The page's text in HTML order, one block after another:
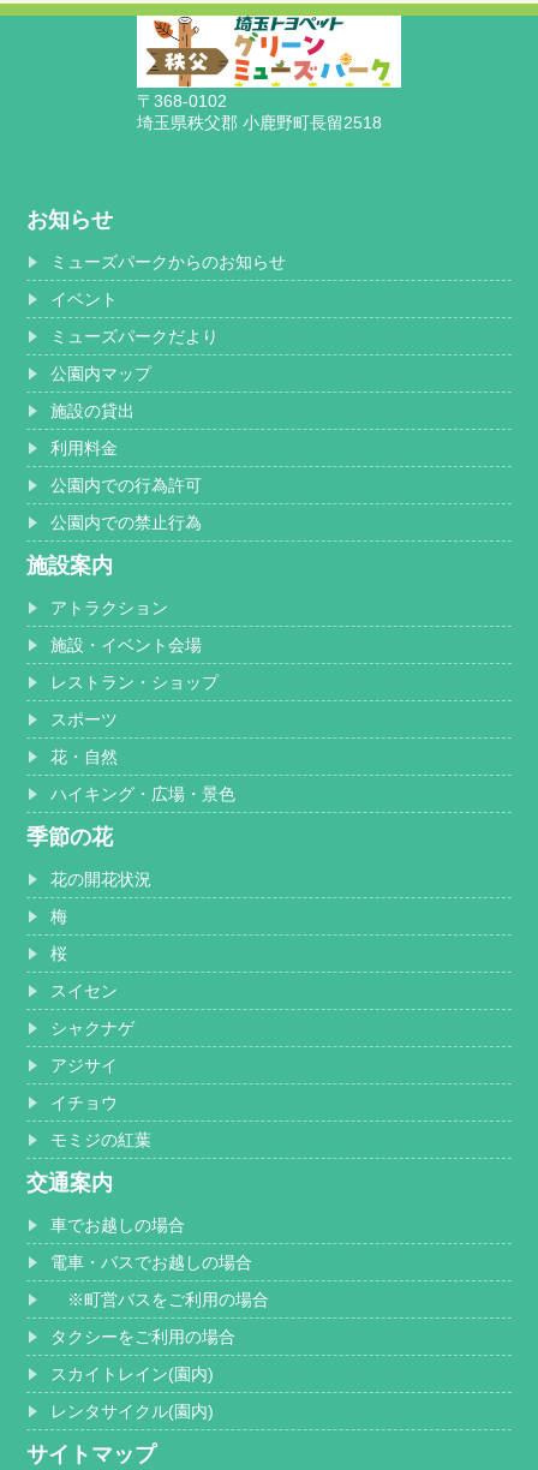
〒368-0102
埼玉県秩父郡 小鹿野町長留2518
お知らせ
ミューズパークからのお知らせ
イベント
ミューズパークだより
公園内マップ
施設の貸出
利用料金
公園内での行為許可
公園内での禁止行為
施設案内
アトラクション
施設・イベント会場
レストラン・ショップ
スポーツ
花・自然
ハイキング・広場・景色
季節の花
花の開花状況
梅
桜
スイセン
シャクナゲ
アジサイ
イチョウ
モミジの紅葉
交通案内
車でお越しの場合
電車・バスでお越しの場合
※町営バスをご利用の場合
タクシーをご利用の場合
スカイトレイン(園内)
レンタサイクル(園内)
サイトマップ